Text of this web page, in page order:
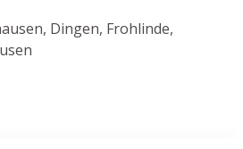
Dingen, Frohlinde,